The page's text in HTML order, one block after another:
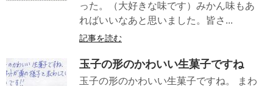
った。（大好きな味です）みかん味もあ
ればいいなあと思いました。皆さ...
記事を読む
玉子の形のかわいい生菓子ですね
玉子の形のかわいい生菓子ですね。 まわ